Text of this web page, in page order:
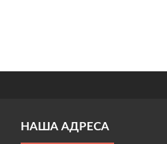
НАША АДРЕСА